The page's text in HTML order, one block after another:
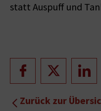
statt Auspuff und
Zurück zur